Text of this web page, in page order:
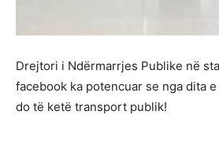
Drejtori i Ndërmarrjes Publike në
facebook ka potencuar se nga dita
do të ketë transport publik!